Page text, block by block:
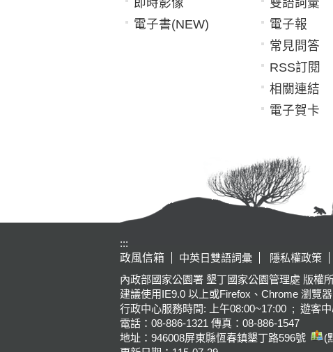
即時影像
電子書(NEW)
雙語詞彙
電子報
常見問答
RSS訂閱
相關連結
電子賀卡
:::
政風信箱
中英日雙語詞彙 隱私權政策
內政部國家公園署 墾丁國家公園管理處 版權
建議使用IE9.0 以上或Firefox、Chrome 瀏覽器
行政中心服務時間: 上午08:00~17:00 ; 遊客
電話：08-886-1321 傳真：08-886-1547
地址：946008屏東縣恆春鎮墾丁路596號
(